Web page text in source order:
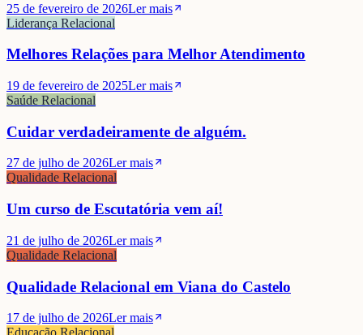
25 de fevereiro de 2026Ler mais
Liderança Relacional
Melhores Relações para Melhor Atendimento
19 de fevereiro de 2025Ler mais
Saúde Relacional
Cuidar verdadeiramente de alguém.
27 de julho de 2026Ler mais
Qualidade Relacional
Um curso de Escutatória vem aí!
21 de julho de 2026Ler mais
Qualidade Relacional
Qualidade Relacional em Viana do Castelo
17 de julho de 2026Ler mais